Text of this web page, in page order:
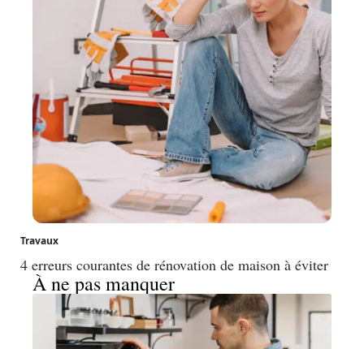
Travaux
4 erreurs courantes de rénovation de maison à éviter
À ne pas manquer